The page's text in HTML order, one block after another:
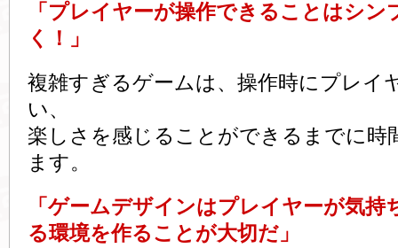
「プレイヤーが操作できることはシン
く！」
複雑すぎるゲームは、操作時にプレイ
い、
楽しさを感じることができるまでに時
ます。
「ゲームデザインはプレイヤーが気
る環境を作ることが大切だ」